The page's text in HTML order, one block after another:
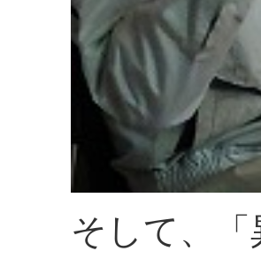
そして、